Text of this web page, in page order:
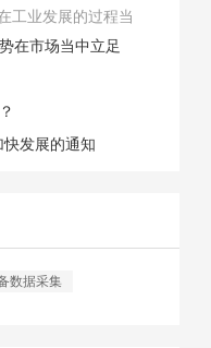
工业发展的过程当
体结束是非常的多
在市场当中立足
发展的通知
数据采集